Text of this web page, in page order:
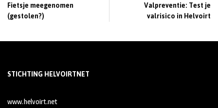
Fietsje meegenomen
(gestolen?)
Valpreventie: Test je
valrisico in Helvoirt
STICHTING HELVOIRTNET
www.helvoirt.net